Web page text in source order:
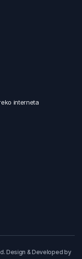
interneta
Design & Developed by